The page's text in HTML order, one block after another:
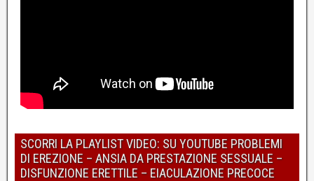
SCORRI LA PLAYLIST VIDEO: SU YOUTUBE PROBLEMI
DI EREZIONE – ANSIA DA PRESTAZIONE SESSUALE –
DISFUNZIONE ERETTILE – EIACULAZIONE PRECOCE